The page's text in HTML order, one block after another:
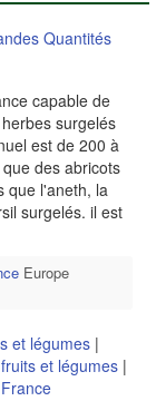
Quantités
capable de
surgelés
est de 200 à
des abricots
que l'aneth, la
surgelés. il est
Europe
et légumes |
et légumes |